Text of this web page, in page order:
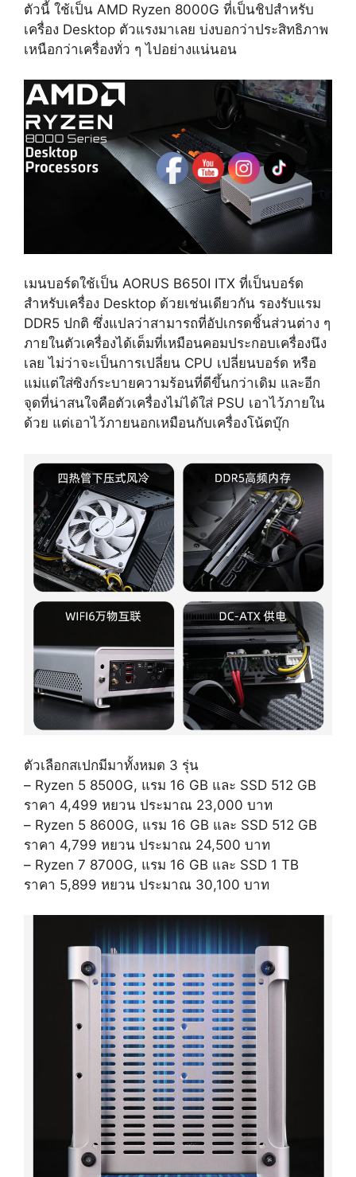
ตัวนี้ ใช้เป็น AMD Ryzen 8000G ที่เป็นชิปสำหรับ
เครื่อง Desktop ตัวแรงมาเลย บ่งบอกว่าประสิทธิภาพ
เหนือกว่าเครื่องทั่ว ๆ ไปอย่างแน่นอน
เมนบอร์ดใช้เป็น AORUS B650I ITX ที่เป็นบอร์ด
สำหรับเครื่อง Desktop ด้วยเช่นเดียวกัน รองรับแรม
DDR5 ปกติ ซึ่งแปลว่าสามารถที่อัปเกรดชิ้นส่วนต่าง ๆ
ภายในตัวเครื่องได้เต็มที่เหมือนคอมประกอบเครื่องนึง
เลย ไม่ว่าจะเป็นการเปลี่ยน CPU เปลี่ยนบอร์ด หรือ
แม่แต่ใส่ซิงก์ระบายความร้อนที่ดีขึ้นกว่าเดิม และอีก
จุดที่น่าสนใจคือตัวเครื่องไม่ได้ใส่ PSU เอาไว้ภายใน
ด้วย แต่เอาไว้ภายนอกเหมือนกับเครื่องโน้ตบุ๊ก
ตัวเลือกสเปกมีมาทั้งหมด 3 รุ่น
– Ryzen 5 8500G, แรม 16 GB และ SSD 512 GB
ราคา 4,499 หยวน ประมาณ 23,000 บาท
– Ryzen 5 8600G, แรม 16 GB และ SSD 512 GB
ราคา 4,799 หยวน ประมาณ 24,500 บาท
– Ryzen 7 8700G, แรม 16 GB และ SSD 1 TB
ราคา 5,899 หยวน ประมาณ 30,100 บาท